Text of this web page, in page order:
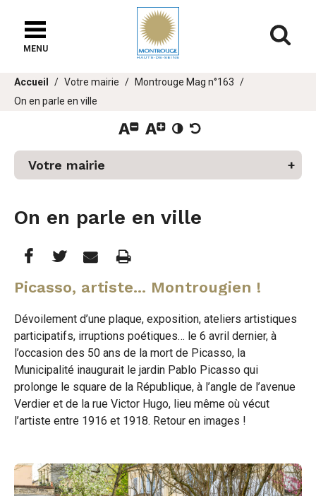
chat
MENU
Vous
êtes
Accueil Votre mairie
Montrouge Mag n°163
On en parle en ville
Votre mairie
On en parle en ville
Partager
cette
page
sur
Facebook
Partager
cette
page
sur
Twitter
Partager
cette
page
par
e-
mail
Imprimer
Picasso, artiste... Montrougien !
Dévoilement d’une plaque, exposition, ateliers artistiques
participatifs, irruptions poétiques… le 6 avril dernier, à
l’occasion des 50 ans de la mort de Picasso, la
Municipalité inaugurait le jardin Pablo Picasso qui
prolonge le square de la République, à l’angle de l’avenue
Verdier et de la rue Victor Hugo, lieu même où vécut
l’artiste entre 1916 et 1918. Retour en images !